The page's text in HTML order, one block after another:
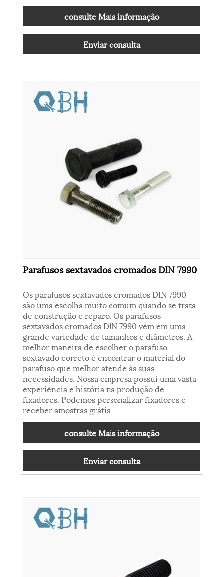
consulte Mais informação
Enviar consulta
Parafusos sextavados cromados DIN 7990
Os parafusos sextavados cromados DIN 7990
são uma escolha muito comum quando se trata
de construção e reparo. Os parafusos
sextavados cromados DIN 7990 vêm em uma
grande variedade de tamanhos e diâmetros. A
melhor maneira de escolher o parafuso
sextavado correto é encontrar o material do
parafuso que melhor atende às suas
necessidades. Nossa empresa possui uma vasta
experiência e história na produção de
fixadores. Podemos personalizar fixadores e
receber amostras grátis.
consulte Mais informação
Enviar consulta